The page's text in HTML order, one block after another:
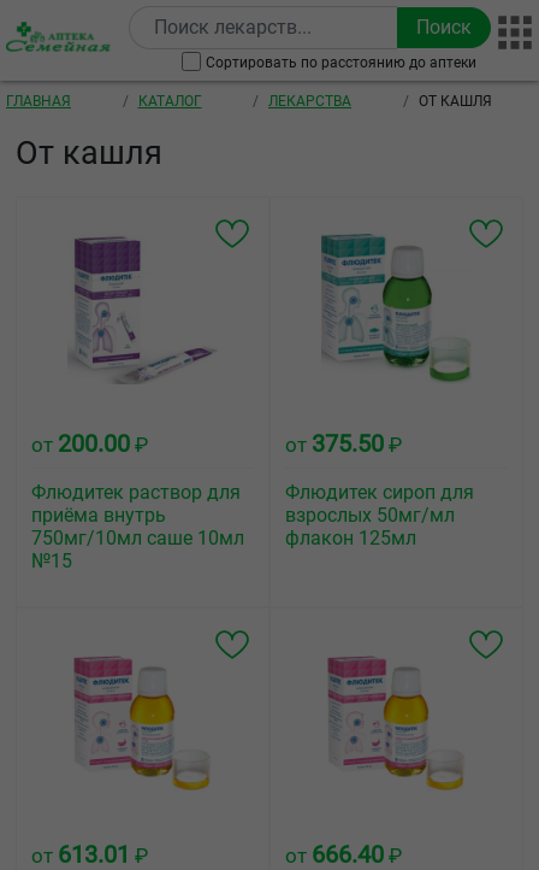
Сортировать по расстоянию до аптеки
Строка навигации
ГЛАВНАЯ КАТАЛОГ ЛЕКАРСТВА ОТ КАШЛЯ
От кашля
от 200.00 ₽
Флюдитек раствор для
приёма внутрь
750мг/10мл саше 10мл
№15
от 375.50 ₽
Флюдитек сироп для
взрослых 50мг/мл
флакон 125мл
от 613.01 ₽ от 666.40 ₽